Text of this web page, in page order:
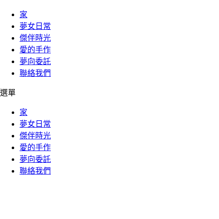
家
夢女日常
傑伴時光
愛的手作
夢向委託
聯絡我們
選單
家
夢女日常
傑伴時光
愛的手作
夢向委託
聯絡我們